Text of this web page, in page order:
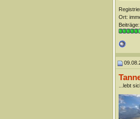
Ort:
...lebt